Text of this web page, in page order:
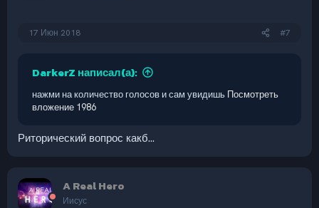
17 Июн 2018 #7
DarkerZ написал(а):
нажми на количество голосов и сам увидишь Посмотреть
вложение 1986
Риторический вопрос какб...
A Real Hero
Иисус